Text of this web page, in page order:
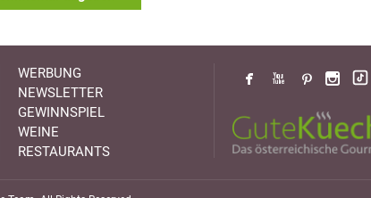
WERBUNG
NEWSLETTER
GEWINNSPIEL
WEINE
RESTAURANTS